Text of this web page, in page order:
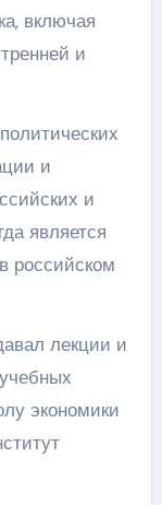
включая
и
и
и
является
российском
лекции и
экономики